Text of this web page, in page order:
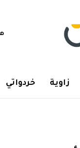
زاوية خردواتي